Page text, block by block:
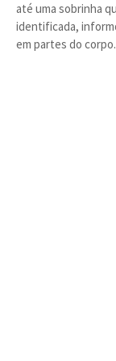
até uma sobrinha
identificada,
em partes do corpo.